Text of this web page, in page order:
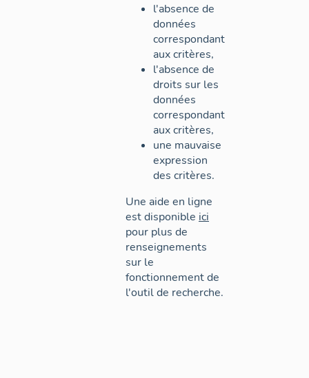
l'absence de
données
correspondant
aux critères,
l'absence de
droits sur les
données
correspondant
aux critères,
une mauvaise
expression
des critères.
Une aide en ligne
est disponible ici
pour plus de
renseignements
sur le
fonctionnement de
l'outil de recherche.